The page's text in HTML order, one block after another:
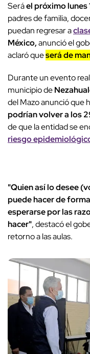
Seráel próximo lunes
padres de familia,
puedan regresar a
México,anunció el
aclaró queserá de
Durante un evento
municipio de
del Mazo anunció que
podrían volver a los
de que la entidad se
riesgo
"Quien así lo desee
puede hacer de
esperarse por las
hacer", destacó el
retorno a las aulas.